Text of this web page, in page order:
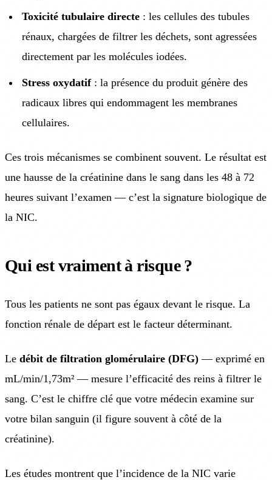
Toxicité tubulaire directe : les cellules des tubules
rénaux, chargées de filtrer les déchets, sont agressées
directement par les molécules iodées.
Stress oxydatif: la présence du produit génère des
radicaux libres qui endommagent les membranes
cellulaires.
Ces trois mécanismes se combinent souvent. Le résultat est
une hausse de la créatinine dans le sang dans les 48 à 72
heures suivant l’examen — c’est la signature biologique de
la NIC.
Qui est vraiment à risque ?
Tous les patients ne sont pas égaux devant le risque. La
fonction rénale de départ est le facteur déterminant.
Le débit de filtration glomérulaire (DFG) — exprimé en
mL/min/1,73m² — mesure l’efficacité des reins à filtrer le
sang. C’est le chiffre clé que votre médecin examine sur
votre bilan sanguin (il figure souvent à côté de la
créatinine).
Les études montrent que l’incidence de la NIC varie